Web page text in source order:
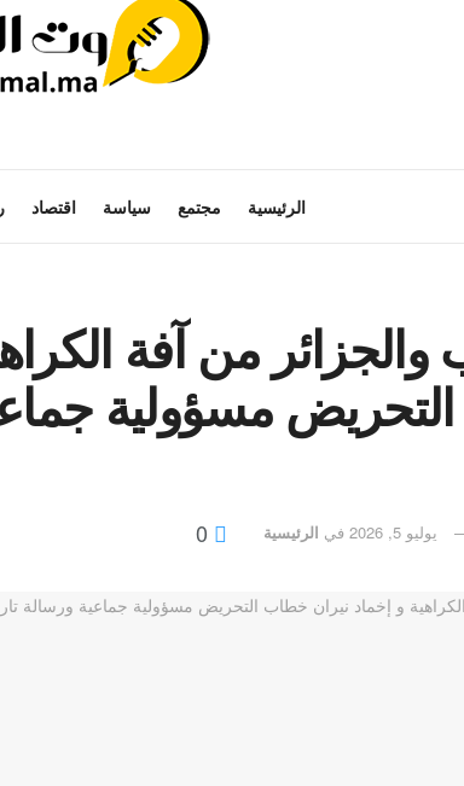
الرئيسية مجتمع سياسة اقتصاد
من آفة
مسؤولية
يوليو 5, 2026 في الرئيسية